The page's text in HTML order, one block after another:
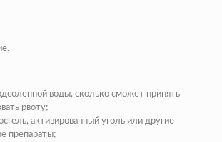
воды, сколько сможет принять
рвоту;
активированный уголь или другие
препараты;